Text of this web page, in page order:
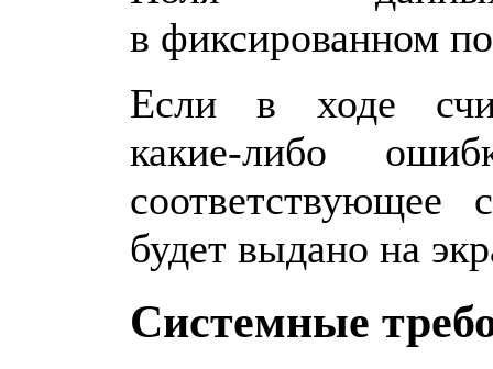
в фиксированном
Если в ходе
какие-либо
соответствующее
будет выдано на
Системные